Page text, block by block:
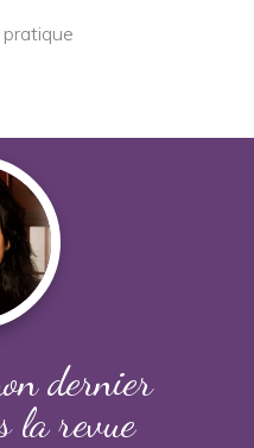
dernier
la revue